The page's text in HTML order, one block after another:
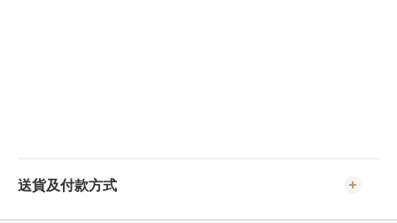
送貨及付款方式